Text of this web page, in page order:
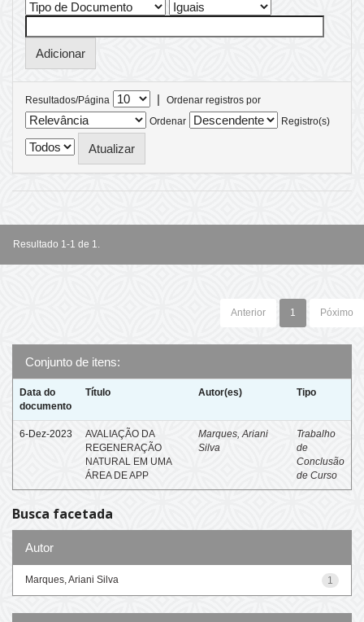
Resultados/Página |
Ordenar registros por
Ordenar
Registro(s)
Resultado 1-1 de 1.
Anterior 1 Póximo
Conjunto de itens:
Data do
documento
Título Autor(es) Tipo
6-Dez-2023
AVALIAÇÃO DA
REGENERAÇÃO
NATURAL EM UMA
ÁREA DE APP
Marques, Ariani
Silva
Trabalho
de
Conclusão
de Curso
Busca facetada
Autor
1
Marques, Ariani Silva